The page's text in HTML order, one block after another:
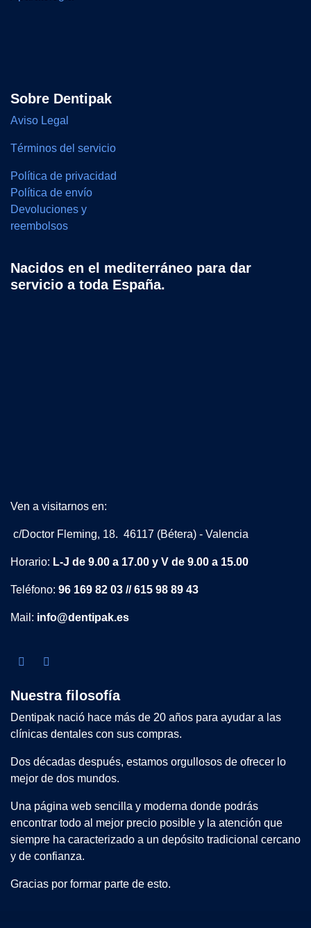
Sobre Dentipak
Aviso Legal
Términos del servicio
Política de privacidad
Política de envío
Devoluciones y
reembolsos
Nacidos en el mediterráneo para dar
servicio a toda España.
Ven a visitarnos en:
c/Doctor Fleming, 18. 46117 (Bétera) - Valencia
Horario: L-J de 9.00 a 17.00 y V de 9.00 a 15.00
Teléfono: 96 169 82 03 // 615 98 89 43
Mail: info@dentipak.es
Nuestra filosofía
Dentipak nació hace más de 20 años para ayudar a las
clínicas dentales con sus compras.
Dos décadas después, estamos orgullosos de ofrecer lo
mejor de dos mundos.
Una página web sencilla y moderna donde podrás
encontrar todo al mejor precio posible y la atención que
siempre ha caracterizado a un depósito tradicional cercano
y de confianza.
Gracias por formar parte de esto.